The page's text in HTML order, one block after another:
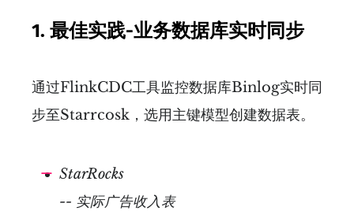
1. 最佳实践-业务数据库实时同步
通过FlinkCDC工具监控数据库Binlog实时同
步至Starrcosk，选用主键模型创建数据表。
StarRocks
-- 实际广告收入表